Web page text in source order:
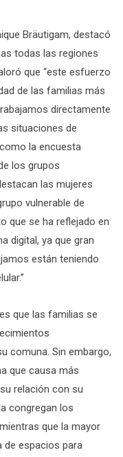
Bräutigam, destacó
todas las regiones
que “este esfuerzo
de las familias más
directamente
situaciones de
la encuesta
los grupos
las mujeres
vulnerable de
que se ha reflejado en
digital, ya que gran
están teniendo
que las familias se
comuna. Sin embargo,
que causa más
relación con su
congregan los
que la mayor
espacios para